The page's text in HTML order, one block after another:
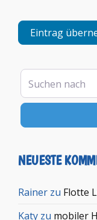
Eintrag
Suchen nach
NEUESTE
Rainer zu Flotte
Katy zu mobiler